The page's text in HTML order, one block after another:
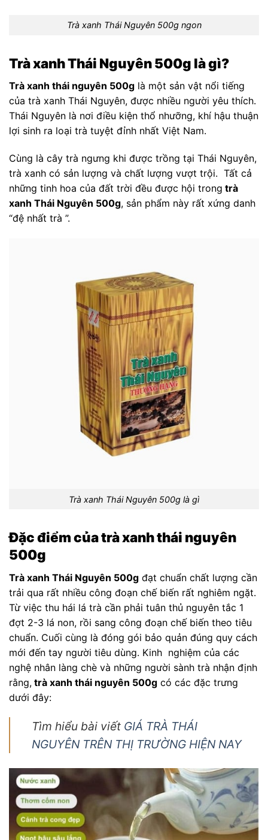
Trà xanh Thái Nguyên 500g ngon
Trà xanh Thái Nguyên 500g là gì?
Trà xanh thái nguyên 500g là một sản vật nổi tiếng
của trà xanh Thái Nguyên, được nhiều người yêu thích.
Thái Nguyên là nơi điều kiện thổ nhưỡng, khí hậu thuận
lợi sinh ra loại trà tuyệt đỉnh nhất Việt Nam.
Cùng là cây trà ngưng khi được trồng tại Thái Nguyên,
trà xanh có sản lượng và chất lượng vượt trội. Tất cả
những tinh hoa của đất trời đều được hội trong trà
xanh Thái Nguyên 500g, sản phẩm này rất xứng danh
“đệ nhất trà ”.
Trà xanh Thái Nguyên 500g là gì
Đặc điểm của trà xanh thái nguyên
500g
Trà xanh Thái Nguyên 500g đạt chuẩn chất lượng cần
trải qua rất nhiều công đoạn chế biến rất nghiêm ngặt.
Từ việc thu hái lá trà cần phải tuân thủ nguyên tắc 1
đợt 2-3 lá non, rồi sang công đoạn chế biến theo tiêu
chuẩn. Cuối cùng là đóng gói bảo quản đúng quy cách
mới đến tay người tiêu dùng. Kinh nghiệm của các
nghệ nhân làng chè và những người sành trà nhận định
rằng, trà xanh thái nguyên 500g có các đặc trưng
dưới đây:
Tìm hiểu bài viết GIÁ TRÀ THÁI
NGUYÊN TRÊN THỊ TRƯỜNG HIỆN NAY